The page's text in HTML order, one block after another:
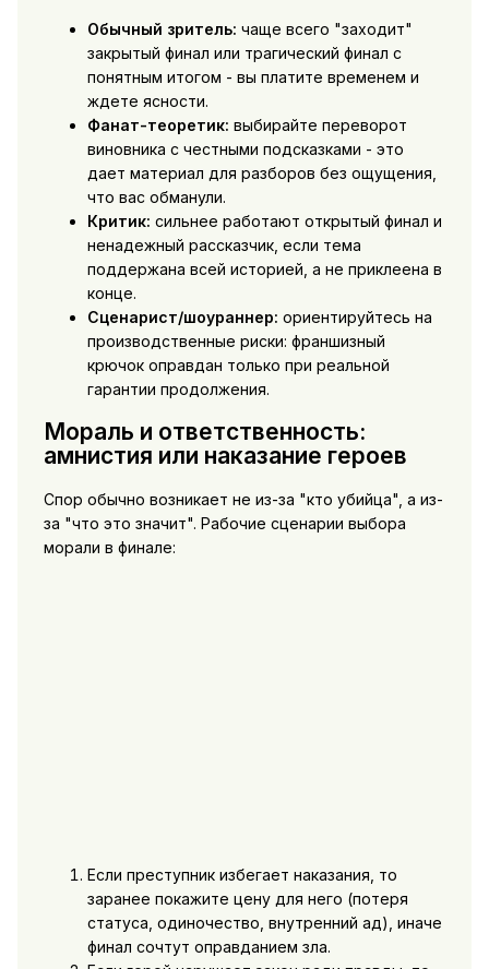
Обычный зритель: чаще всего "заходит"
закрытый финал или трагический финал с
понятным итогом - вы платите временем и
ждете ясности.
Фанат-теоретик: выбирайте переворот
виновника с честными подсказками - это
дает материал для разборов без ощущения,
что вас обманули.
Критик: сильнее работают открытый финал и
ненадежный рассказчик, если тема
поддержана всей историей, а не приклеена в
конце.
Сценарист/шоураннер: ориентируйтесь на
производственные риски: франшизный
крючок оправдан только при реальной
гарантии продолжения.
Мораль и ответственность:
амнистия или наказание героев
Спор обычно возникает не из-за "кто убийца", а из-
за "что это значит". Рабочие сценарии выбора
морали в финале:
Если преступник избегает наказания, то
заранее покажите цену для него (потеря
статуса, одиночество, внутренний ад), иначе
финал сочтут оправданием зла.